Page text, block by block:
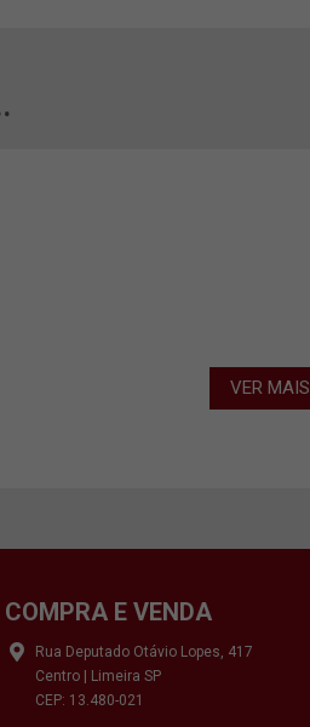
VER MAIS
COMPRA E VENDA
Rua Deputado Otávio Lopes, 417
Centro | Limeira SP
CEP: 13.480-021